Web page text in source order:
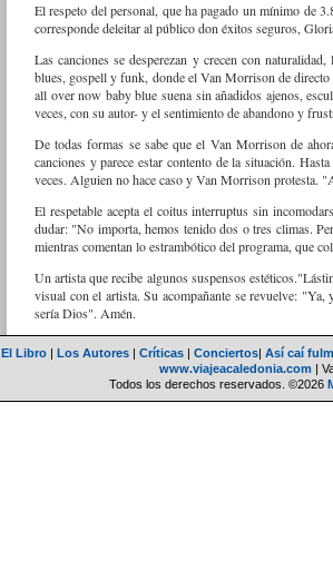
El respeto del personal, que ha pagado un mínimo de
corresponde deleitar al público don éxitos seguros,
Las canciones se desperezan y crecen con
blues, gospell y funk, donde el Van Morrison de
all over now baby blue suena sin añadidos ajenos,
veces, con su autor- y el sentimiento de abandono y
De todas formas se sabe que el Van Morrison de
canciones y parece estar contento de la situación.
veces. Alguien no hace caso y Van Morrison protesta.
El respetable acepta el coitus interruptus sin
dudar: "No importa, hemos tenido dos o tres climas.
mientras comentan lo estrambótico del programa, que
Un artista que recibe algunos suspensos
visual con el artista. Su acompañante se revuelve:
sería Dios". Amén.
El Libro | Los Autores | Críticas | Conciertos| Así caí
www.viajeacaledonia.com |
Todos los derechos reservados. ©2026